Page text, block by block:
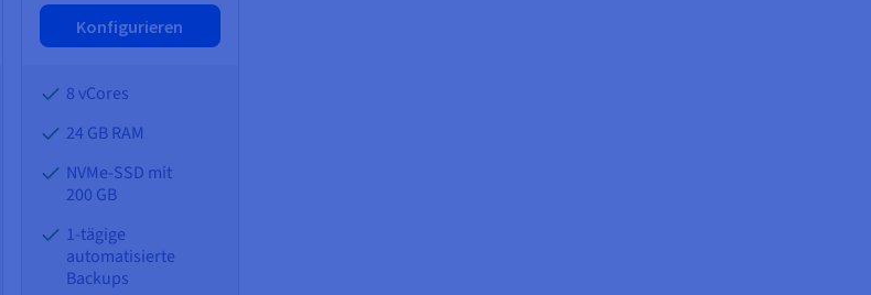
Konfigurieren
8 vCores
24 GBRAM
NVMe-SSD mit
200 GB
1-tägige
automatisierte
Backups